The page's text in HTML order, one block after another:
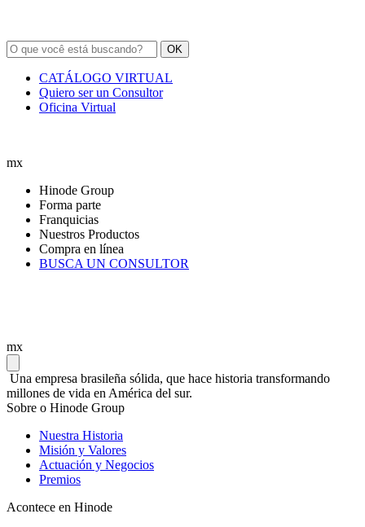
OK
CATÁLOGO VIRTUAL
Quiero ser un Consultor
Oficina Virtual
mx
Hinode Group
Forma parte
Franquicias
Nuestros Productos
Compra en línea
BUSCA UN CONSULTOR
mx
Una empresa brasileña sólida, que hace historia transformando
millones de vida en América del sur.
Sobre o Hinode Group
Nuestra Historia
Misión y Valores
Actuación y Negocios
Premios
Acontece en Hinode